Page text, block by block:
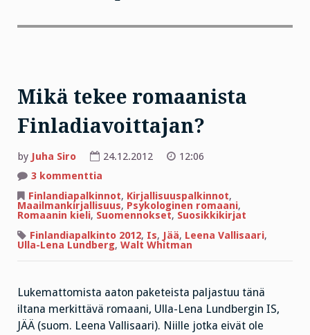
Mikä tekee romaanista
Finladiavoittajan?
by Juha Siro 24.12.2012
12:06
3 kommenttia
tekee
romaanista
Finladiavoittajan?
Finlandiapalkinnot, Kirjallisuuspalkinnot,
Maailmankirjallisuus, Psykologinen romaani,
Romaanin kieli, Suomennokset, Suosikkikirjat
Finlandiapalkinto 2012, Is, Jää, Leena Vallisaari,
Ulla-Lena Lundberg, Walt Whitman
Lukemattomista aaton paketeista paljastuu tänä
iltana merkittävä romaani, Ulla-Lena Lundbergin IS,
JÄÄ (suom. Leena Vallisaari). Niille jotka eivät ole